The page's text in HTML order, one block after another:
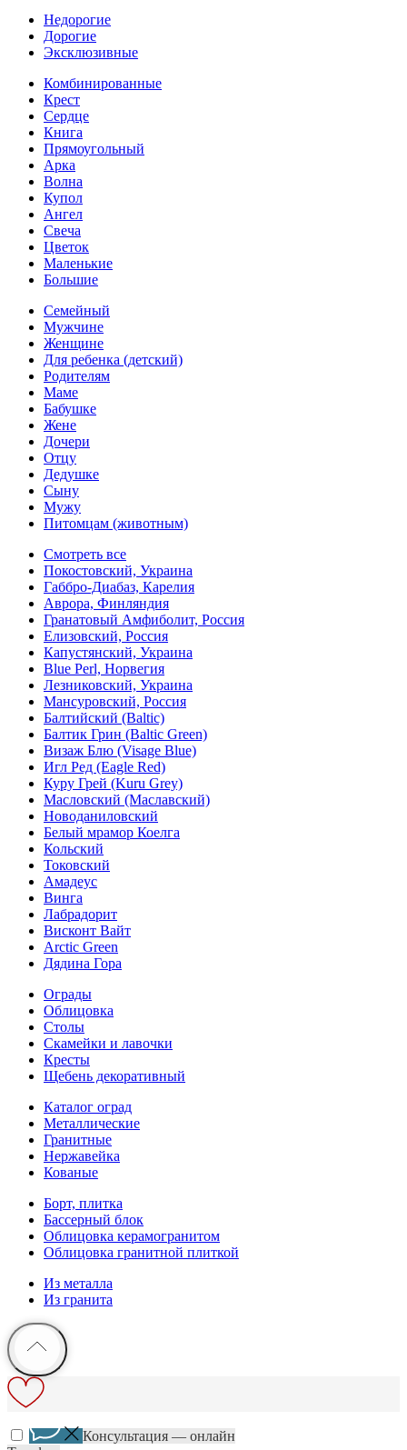
Недорогие
Дорогие
Эксклюзивные
Комбинированные
Крест
Сердце
Книга
Прямоугольный
Арка
Волна
Купол
Ангел
Свеча
Цветок
Маленькие
Большие
Семейный
Мужчине
Женщине
Для ребенка (детский)
Родителям
Маме
Бабушке
Жене
Дочери
Отцу
Дедушке
Сыну
Мужу
Питомцам (животным)
Смотреть все
Покостовский, Украина
Габбро-Диабаз, Карелия
Аврора, Финляндия
Гранатовый Амфиболит, Россия
Елизовский, Россия
Капустянский, Украина
Blue Perl, Норвегия
Лезниковский, Украина
Мансуровский, Россия
Балтийский (Baltic)
Балтик Грин (Baltic Green)
Визаж Блю (Visage Blue)
Игл Ред (Eagle Red)
Куру Грей (Kuru Grey)
Масловский (Маславский)
Новоданиловский
Белый мрамор Коелга
Кольский
Токовский
Амадеус
Винга
Лабрадорит
Висконт Вайт
Аrctic Green
Дядина Гора
Ограды
Облицовка
Столы
Скамейки и лавочки
Кресты
Щебень декоративный
Каталог оград
Металлические
Гранитные
Нержавейка
Кованые
Борт, плитка
Бассерный блок
Облицовка керамогранитом
Облицовка гранитной плиткой
Из металла
Из гранита
Консультация — онлайн